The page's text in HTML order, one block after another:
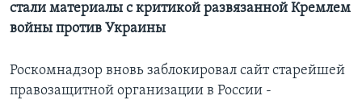
стали материалы с критикой развязанной Кремлем
войны против Украины
Роскомнадзор вновь заблокировал сайт старейшей
правозащитной организации в России -